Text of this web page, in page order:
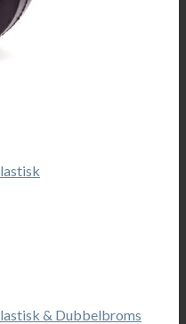
& Dubbelbroms